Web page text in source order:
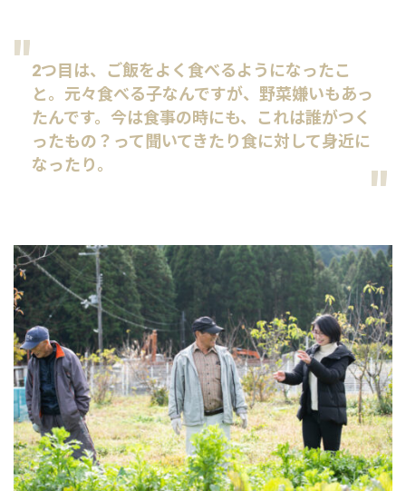
2つ目は、ご飯をよく食べるようになったこ
と。元々食べる子なんですが、野菜嫌いもあっ
たんです。今は食事の時にも、これは誰がつく
ったもの？って聞いてきたり食に対して身近に
なったり。